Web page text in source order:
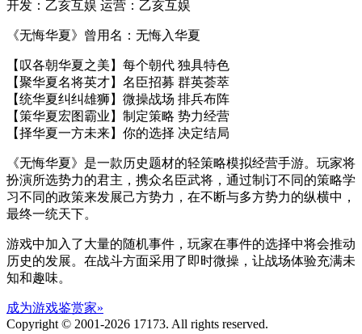
开发：乙亥互娱 运营：乙亥互娱
《无悔华夏》曾用名：无悔入华夏
【叹各朝华夏之美】每个朝代 独具特色
【聚华夏名将英才】名臣招募 群英荟萃
【统华夏纠纠雄狮】微操战场 排兵布阵
【策华夏宏图霸业】制定策略 势力经营
【择华夏一方未来】你的选择 决定结局
《无悔华夏》是一款历史题材的轻策略模拟经营手游。玩家将
扮演所选势力的君主，携众名臣武将，通过制订不同的策略学
习不同的政策来发展己方势力，在不断与多方势力的纵横中，
最终一统天下。
游戏中加入了大量的随机事件，玩家在事件的选择中将会推动
历史的发展。在战斗方面采用了即时微操，让战场体验充满未
知和趣味。
成为游戏鉴赏家»
Copyright © 2001-2026 17173. All rights reserved.